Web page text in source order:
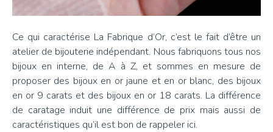
Ce qui caractérise La Fabrique d’Or, c’est le fait d’être un
atelier de bijouterie indépendant. Nous fabriquons tous nos
bijoux en interne, de A à Z, et sommes en mesure de
proposer des bijoux en or jaune et en or blanc, des bijoux
en or 9 carats et des bijoux en or 18 carats. La différence
de caratage induit une différence de prix mais aussi de
caractéristiques qu’il est bon de rappeler ici.